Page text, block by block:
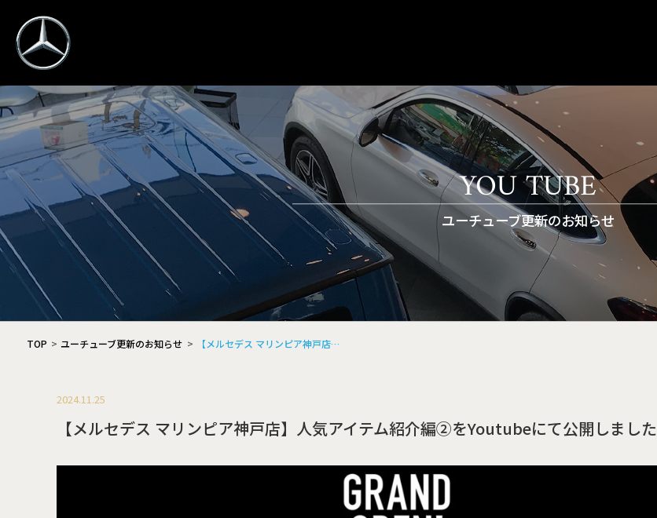
YOU TUBE
ユーチューブ更新のお知らせ
TOP ユーチューブ更新のお知らせ 【メルセデス マリンピア神戸店…
2024.11.25
【メルセデス マリンピア神戸店】人気アイテム紹介編②をYoutubeにて公開しました